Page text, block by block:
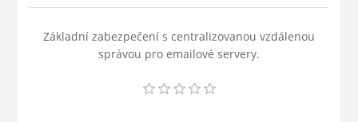
Základní zabezpečení s centralizovanou vzdálenou
správou pro emailové servery.